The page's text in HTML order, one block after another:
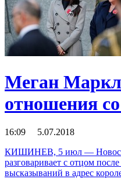
Меган Маркл
отношения
16:09 5.07.2018
КИШИНЕВ, 5 июл —
разговаривает с отцом
высказываний в адрес